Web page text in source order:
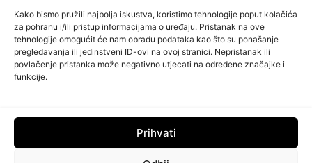
Kako bismo pružili najbolja iskustva, koristimo tehnologije poput kolačića
za pohranu i/ili pristup informacijama o uređaju. Pristanak na ove
tehnologije omogućit će nam obradu podataka kao što su ponašanje
pregledavanja ili jedinstveni ID-ovi na ovoj stranici. Nepristanak ili
povlačenje pristanka može negativno utjecati na određene značajke i
funkcije.
Prihvati
VIJESTI 23/07/2026
Kuhinja koja šuti: seksualno uznemiravanje kao operativni
problem